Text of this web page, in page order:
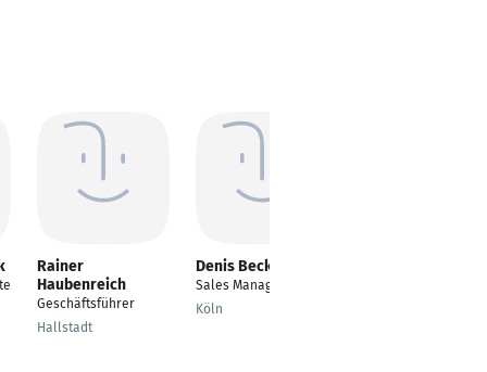
Rainer
Haubenreich
Geschäftsführer
Hallstadt
Denis Becker
Sales Manager EMEA
Köln